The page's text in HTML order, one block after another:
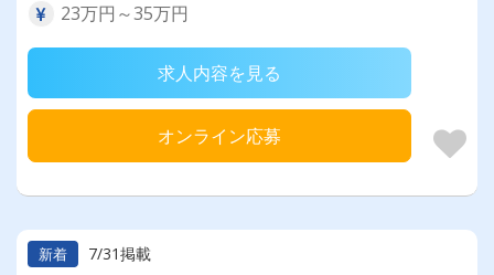
23万円～35万円
求人内容を見る
オンライン応募
新着 7/31掲載